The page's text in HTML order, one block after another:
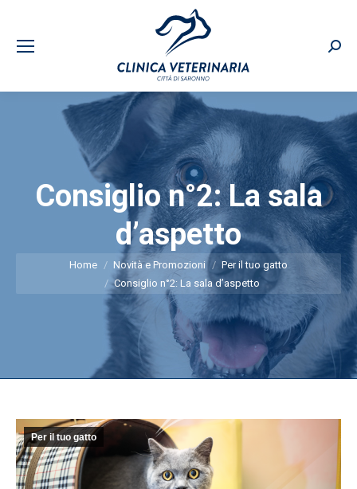
Consiglio n°2: La sala
d’aspetto
You are here:
Home Novità e Promozioni
Per il tuo gatto
Consiglio n°2: La sala d’aspetto
Per il tuo gatto